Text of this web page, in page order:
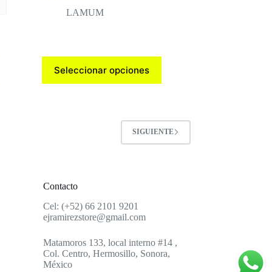
LAMUM
Seleccionar opciones
producto
tiene
la
página
de
producto
SIGUIENTE
Contacto
Cel: (+52) 66 2101 9201
ejramirezstore@gmail.com
Matamoros 133, local interno #14 ,
Col. Centro, Hermosillo, Sonora,
México